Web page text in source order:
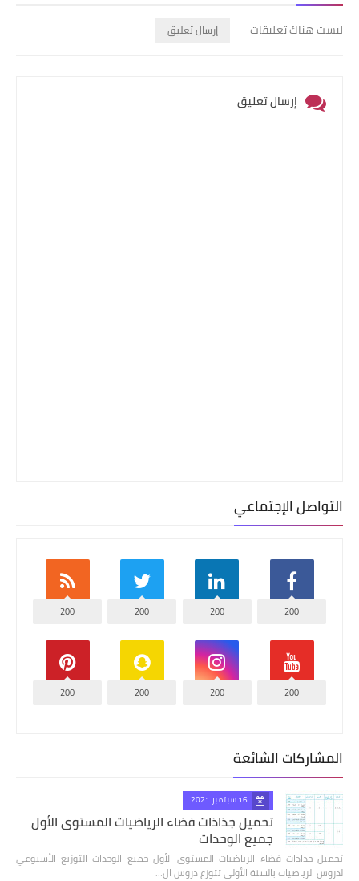
ليست هناك تعليقات إرسال تعليق
إرسال تعليق
التواصل الإجتماعي
200
200
200
200
200
200
200
200
المشاركات الشائعة
16 سبتمبر 2021
تحميل جذاذات فضاء الرياضيات المستوى الأول
جميع الوحدات
تحميل جذاذات فضاء الرياضيات المستوى الأول جميع الوحدات التوزيع الأسبوعي
لدروس الرياضيات بالسنة الأولى تتوزع دروس ال…